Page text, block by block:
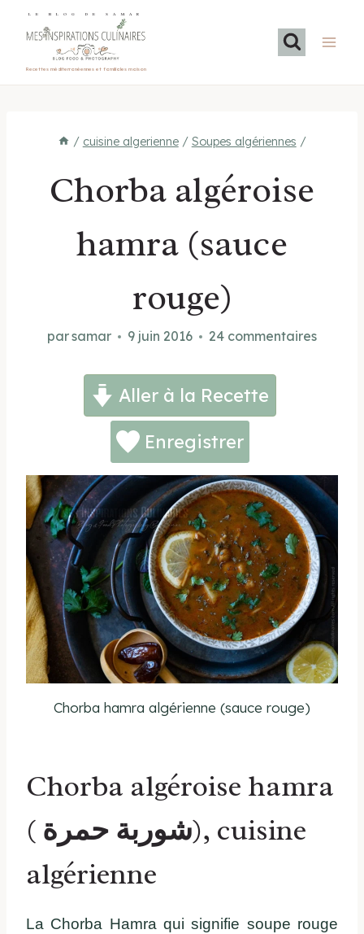
LE BLOG DE SAMAR
Recettes méditerranéennes et familiales maison
/ cuisine algerienne / Soupes algériennes /
Chorba algéroise
hamra (sauce
rouge)
parsamar 9 juin 2016 24 commentaires
Aller à la Recette
Enregistrer
Chorba hamra algérienne (sauce rouge)
Chorba algéroise hamra
( شوربة حمرة), cuisine
algérienne
La Chorba Hamra qui signifie soupe rouge